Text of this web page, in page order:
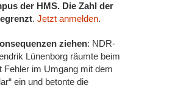
der HMS. Die Zahl der
. Jetzt anmelden.
ziehen: NDR-
Lünenborg räumte beim
Fehler im Umgang mit dem
ein und betonte die